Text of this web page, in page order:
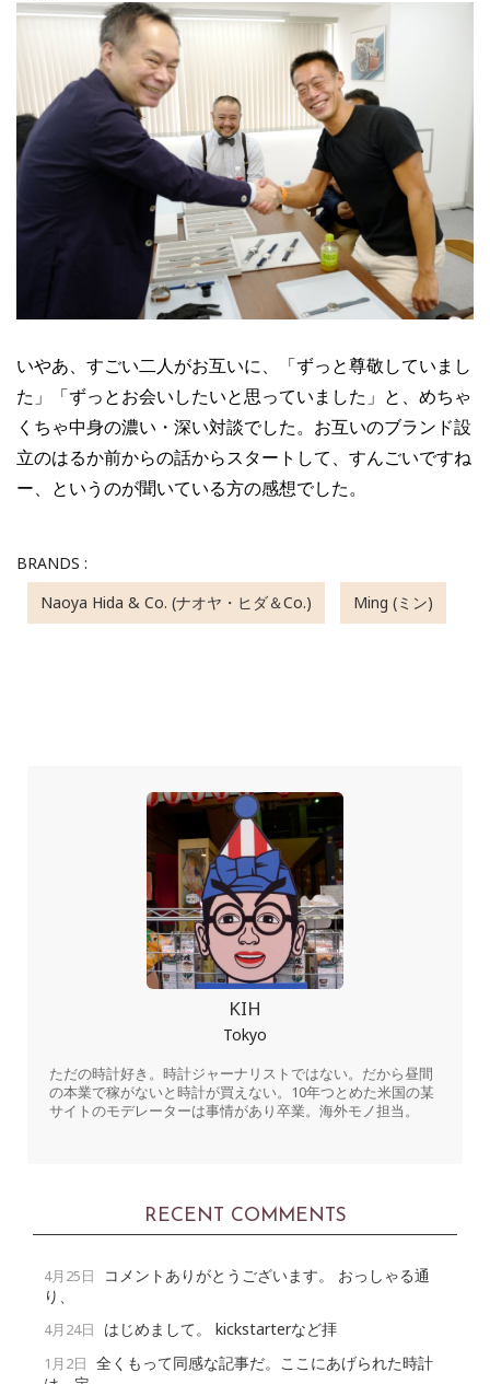
いやあ、すごい二人がお互いに、「ずっと尊敬していまし
た」「ずっとお会いしたいと思っていました」と、めちゃ
くちゃ中身の濃い・深い対談でした。お互いのブランド設
立のはるか前からの話からスタートして、すんごいですね
ー、というのが聞いている方の感想でした。
BRANDS :
Naoya Hida & Co. (ナオヤ・ヒダ＆Co.)
Ming (ミン)
KIH
Tokyo
ただの時計好き。時計ジャーナリストではない。だから昼間
の本業で稼がないと時計が買えない。10年つとめた米国の某
サイトのモデレーターは事情があり卒業。海外モノ担当。
RECENT COMMENTS
4月25日
コメントありがとうございます。 おっしゃる通
り、
4月24日 はじめまして。 kickstarterなど拝
1月2日 全くもって同感な記事だ。ここにあげられた時計